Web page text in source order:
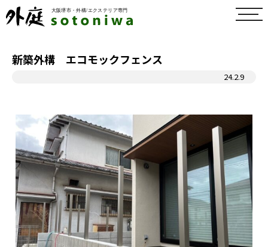
toggle
新築外構 エコモックフェンス
24.2.9